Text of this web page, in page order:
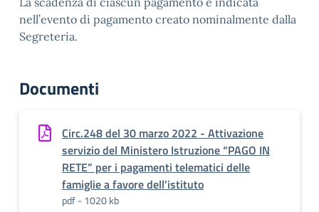
nell’evento di pagamento creato nominalmente dalla
Segreteria.
Documenti
Circ.248 del 30 marzo 2022 - Attivazione
servizio del Ministero Istruzione “PAGO IN
RETE” per i pagamenti telematici delle
famiglie a favore dell’istituto
pdf - 1020 kb